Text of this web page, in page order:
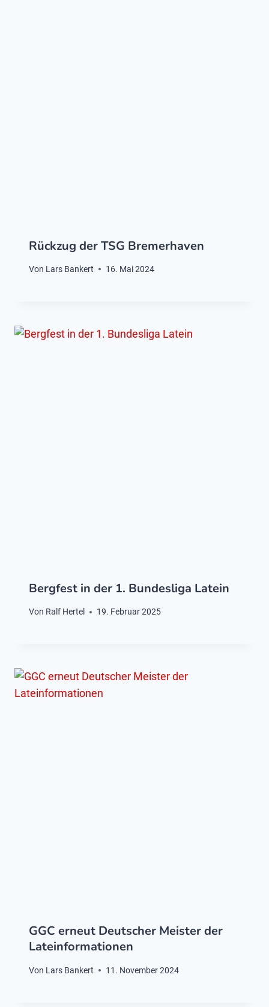
Rückzug der TSG Bremerhaven
Von Lars Bankert 16. Mai 2024
Bergfest in der 1. Bundesliga Latein
Von Ralf Hertel 19. Februar 2025
GGC erneut Deutscher Meister der
Lateinformationen
Von Lars Bankert 11. November 2024